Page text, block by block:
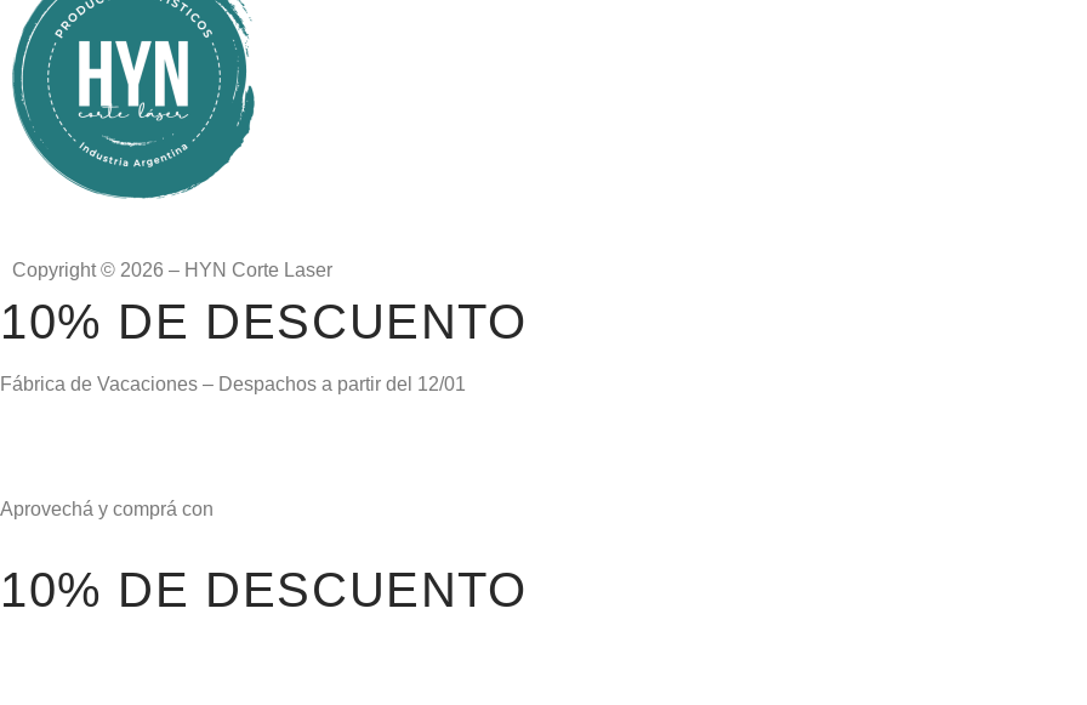
Copyright © 2026 – HYN Corte Laser
10% DE DESCUENTO
Fábrica de Vacaciones – Despachos a partir del 12/01
Aprovechá y comprá con
10% DE DESCUENTO